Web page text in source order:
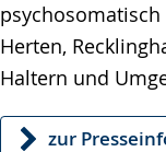
Herten,
Haltern und
zur